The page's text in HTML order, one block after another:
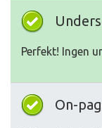
Perfekt! Ingen
On-